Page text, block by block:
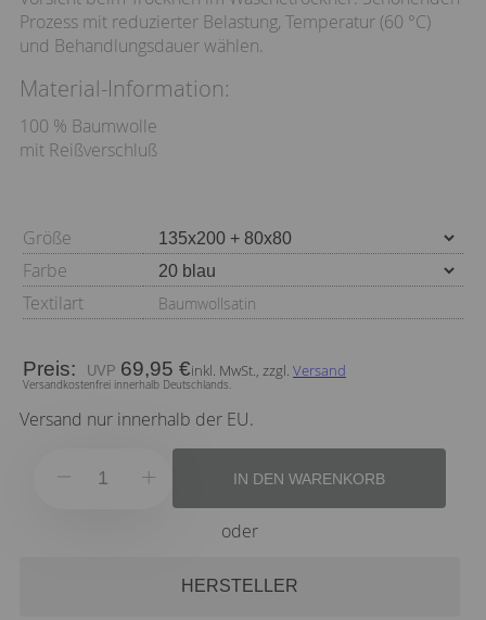
Prozess mit reduzierter Belastung, Temperatur (60 °C)
und Behandlungsdauer wählen.
Material-Information:
100 % Baumwolle
mit Reißverschluß
Größe
Farbe
Textilart
Baumwollsatin
Preis: 69,95 €inkl. MwSt., zzgl. Versand
Versandkostenfrei innerhalb Deutschlands.
Versand nur innerhalb der EU.
IN DEN WARENKORB
oder
HERSTELLER